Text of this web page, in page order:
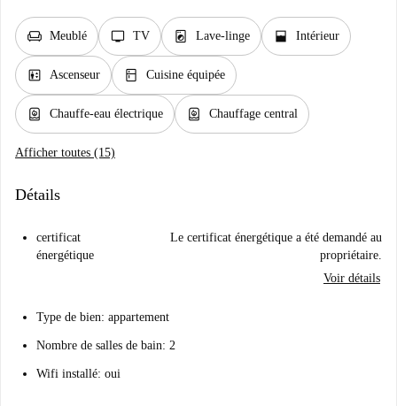
chair Meublé tv TV local_laundry_service Lave-linge window_open Intérieur
elevator Ascenseur kitchen Cuisine équipée
water_heater Chauffe-eau électrique water_heater Chauffage central
Afficher toutes (15)
Détails
certificat
énergétique
Le certificat énergétique a été demandé au
propriétaire.
Voir détails
Type de bien: appartement
Nombre de salles de bain: 2
Wifi installé: oui